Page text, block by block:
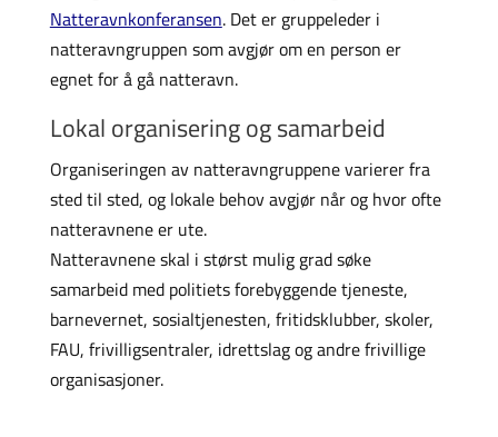
Natteravnkonferansen. Det er gruppeleder i
natteravngruppen som avgjør om en person er
egnet for å gå natteravn.
Lokal organisering og samarbeid
Organiseringen av natteravngruppene varierer fra
sted til sted, og lokale behov avgjør når og hvor ofte
natteravnene er ute.
Natteravnene skal i størst mulig grad søke
samarbeid med politiets forebyggende tjeneste,
barnevernet, sosialtjenesten, fritidsklubber, skoler,
FAU, frivilligsentraler, idrettslag og andre frivillige
organisasjoner.